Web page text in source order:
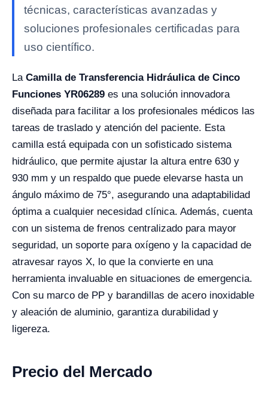
técnicas, características avanzadas y
soluciones profesionales certificadas para
uso científico.
La Camilla de Transferencia Hidráulica de Cinco
Funciones YR06289 es una solución innovadora
diseñada para facilitar a los profesionales médicos las
tareas de traslado y atención del paciente. Esta
camilla está equipada con un sofisticado sistema
hidráulico, que permite ajustar la altura entre 630 y
930 mm y un respaldo que puede elevarse hasta un
ángulo máximo de 75°, asegurando una adaptabilidad
óptima a cualquier necesidad clínica. Además, cuenta
con un sistema de frenos centralizado para mayor
seguridad, un soporte para oxígeno y la capacidad de
atravesar rayos X, lo que la convierte en una
herramienta invaluable en situaciones de emergencia.
Con su marco de PP y barandillas de acero inoxidable
y aleación de aluminio, garantiza durabilidad y
ligereza.
Precio del Mercado